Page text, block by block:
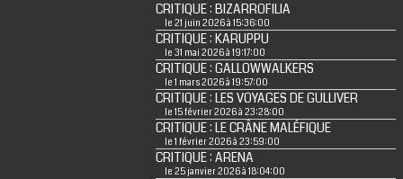
CRITIQUE : BIZARROFILIA
le 21 juin 2026 à 15:36:00
CRITIQUE : KARUPPU
le 31 mai 2026 à 19:17:00
CRITIQUE : GALLOWWALKERS
le 1 mars 2026 à 19:57:00
CRITIQUE : LES VOYAGES DE GULLIVER
le 15 février 2026 à 23:28:00
CRITIQUE : LE CRÂNE MALÉFIQUE
le 1 février 2026 à 23:59:00
CRITIQUE : ARENA
le 25 janvier 2026 à 18:04:00